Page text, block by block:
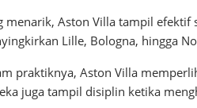
menarik, Aston Villa tampil efektif
Lille, Bologna, hingga
praktiknya, Aston Villa
juga tampil disiplin ketika